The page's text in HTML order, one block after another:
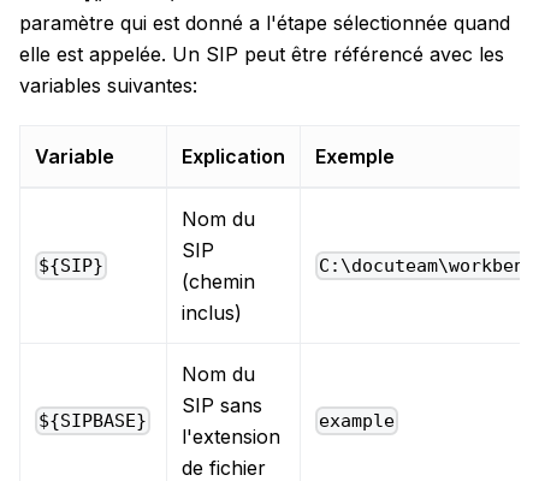
paramètre qui est donné a l'étape sélectionnée quand
elle est appelée. Un SIP peut être référencé avec les
variables suivantes:
Variable Explication Exemple
${SIP}
Nom du
SIP
(chemin
inclus)
${SIPBASE}
Nom du
SIP sans
l'extension
de fichier
example